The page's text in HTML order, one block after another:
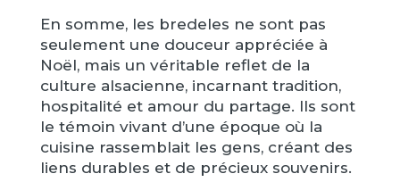
En somme, les bredeles ne sont pas
seulement une douceur appréciée à
Noël, mais un véritable reflet de la
culture alsacienne, incarnant tradition,
hospitalité et amour du partage. Ils sont
le témoin vivant d’une époque où la
cuisine rassemblait les gens, créant des
liens durables et de précieux souvenirs.